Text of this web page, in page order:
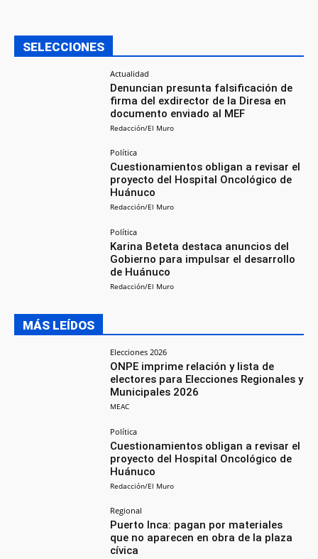
SELECCIONES
Actualidad
Denuncian presunta falsificación de
firma del exdirector de la Diresa en
documento enviado al MEF
Redacción/El Muro
Política
Cuestionamientos obligan a revisar el
proyecto del Hospital Oncológico de
Huánuco
Redacción/El Muro
Política
Karina Beteta destaca anuncios del
Gobierno para impulsar el desarrollo
de Huánuco
Redacción/El Muro
MÁS LEÍDOS
Elecciones 2026
ONPE imprime relación y lista de
electores para Elecciones Regionales y
Municipales 2026
MEAC
Política
Cuestionamientos obligan a revisar el
proyecto del Hospital Oncológico de
Huánuco
Redacción/El Muro
Regional
Puerto Inca: pagan por materiales
que no aparecen en obra de la plaza
cívica